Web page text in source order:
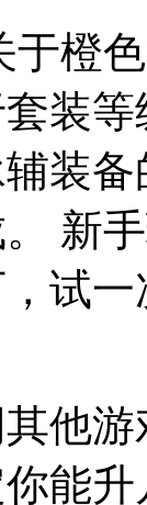
橙色
装
装
新
试
游
能